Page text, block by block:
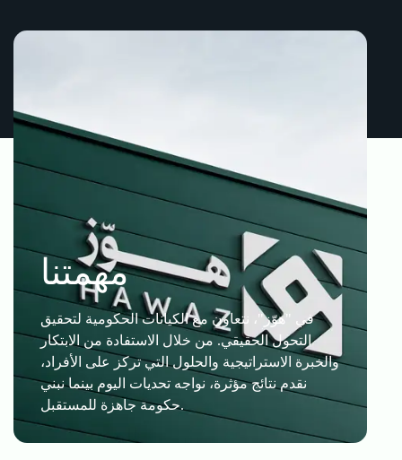
مهمتنا
في "هوّز"، نتعاون مع الكيانات الحكومية لتحقيق
التحول الحقيقي. من خلال الاستفادة من الابتكار
والخبرة الاستراتيجية والحلول التي تركز على الأفراد،
نقدم نتائج مؤثرة، نواجه تحديات اليوم بينما نبني
حكومة جاهزة للمستقبل.